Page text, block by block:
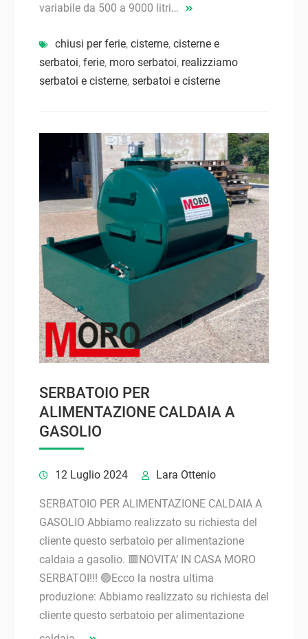
variabile da 500 a 9000 litri…
chiusi per ferie, cisterne, cisterne e
serbatoi, ferie, moro serbatoi, realizziamo
serbatoi e cisterne, serbatoi e cisterne
SERBATOIO PER
ALIMENTAZIONE CALDAIA A
GASOLIO
12 Luglio 2024 Lara Ottenio
SERBATOIO PER ALIMENTAZIONE CALDAIA A
GASOLIO Abbiamo realizzato su richiesta del
cliente questo serbatoio per alimentazione
caldaia a gasolio. 🟥NOVITA’ IN CASA MORO
SERBATOI!!! 🟢Ecco la nostra ultima
produzione: Abbiamo realizzato su richiesta del
cliente questo serbatoio per alimentazione